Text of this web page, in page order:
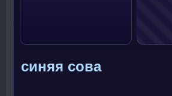
синяя сова